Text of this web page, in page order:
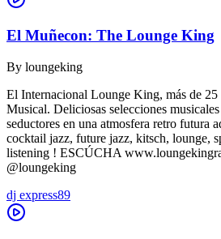
El Muñecon: The Lounge King
By loungeking
El Internacional Lounge King, más de 25
Musical. Deliciosas selecciones
seductores en una atmosfera retro futura
cocktail jazz, future jazz, kitsch, lounge,
listening ! ESCÚCHA
@loungeking
dj express89